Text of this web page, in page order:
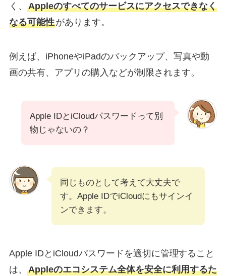
く、 Appleのすべてのサービスにアクセスできなく
なる可能性があります。
例えば、iPhoneやiPadのバックアップ、写真や動
画の共有、アプリの購入などが制限されます。
Apple IDとiCloudパスワードって別
物じゃないの？
同じものとして考えて大丈夫で
す。Apple IDでiCloudにもサインイ
ンできます。
Apple IDとiCloudパスワードを適切に管理すること
は、 Appleのエコシステム全体を安全に利用するた